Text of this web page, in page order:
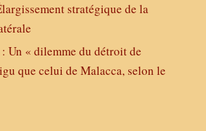
stratégique de la
Un « dilemme du détroit de
que celui de Malacca, selon le